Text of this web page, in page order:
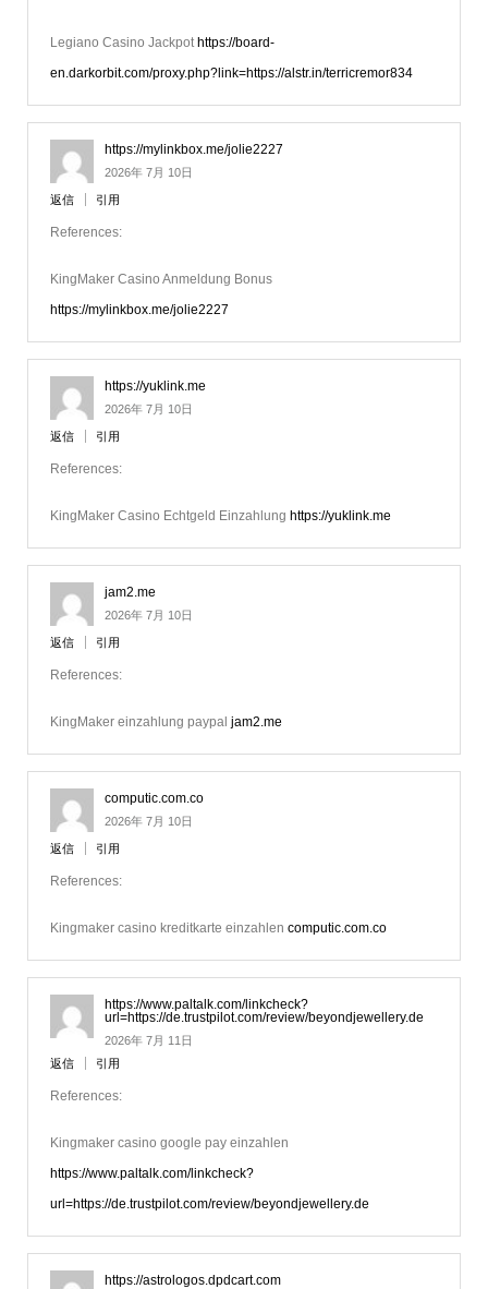
Legiano Casino Jackpot https://board-
en.darkorbit.com/proxy.php?link=https://alstr.in/terricremor834
https://mylinkbox.me/jolie2227
2026年 7月 10日
返信 引用
References:
KingMaker Casino Anmeldung Bonus
https://mylinkbox.me/jolie2227
https://yuklink.me
2026年 7月 10日
返信 引用
References:
KingMaker Casino Echtgeld Einzahlung https://yuklink.me
jam2.me
2026年 7月 10日
返信 引用
References:
KingMaker einzahlung paypal jam2.me
computic.com.co
2026年 7月 10日
返信 引用
References:
Kingmaker casino kreditkarte einzahlen computic.com.co
https://www.paltalk.com/linkcheck?
url=https://de.trustpilot.com/review/beyondjewellery.de
2026年 7月 11日
返信
引用
References:
Kingmaker casino google pay einzahlen
https://www.paltalk.com/linkcheck?
url=https://de.trustpilot.com/review/beyondjewellery.de
https://astrologos.dpdcart.com